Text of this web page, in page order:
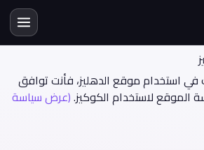
في استخدام موقع الدهليز، فأنت توافق
الموقع لاستخدام الكوكيز.(عرض سياسة